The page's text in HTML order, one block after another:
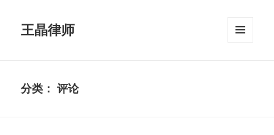
王晶律师
分类：评论